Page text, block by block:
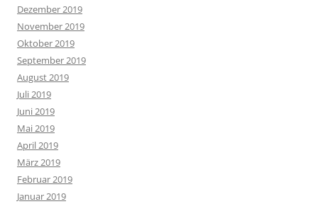
Dezember 2019
November 2019
Oktober 2019
September 2019
August 2019
Juli 2019
Juni 2019
Mai 2019
April 2019
März 2019
Februar 2019
Januar 2019